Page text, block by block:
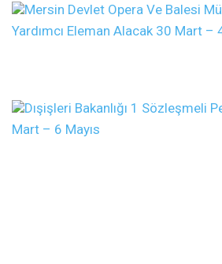
Mersin Devlet Opera Ve Balesi
Yardımcı Eleman Alacak 30 Mart –
Dışişleri Bakanlığı 1 Sözleşmeli
Mart – 6 Mayıs